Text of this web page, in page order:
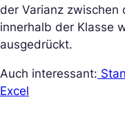
der Varianz zwischen
innerhalb der Klasse
ausgedrückt.
Auch interessant:
Excel